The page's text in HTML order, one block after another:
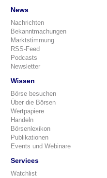
News
Nachrichten
Bekanntmachungen
Marktstimmung
RSS-Feed
Podcasts
Newsletter
Wissen
Börse besuchen
Über die Börsen
Wertpapiere
Handeln
Börsenlexikon
Publikationen
Events und Webinare
Services
Watchlist